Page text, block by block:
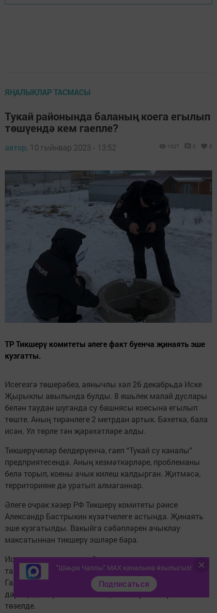
ЯҢАЛЫКЛАР ТАСМАСЫ
Тукай районында баланың коега егылып
төшүендә кем гаепле?
автор, 10 гыйнвар 2023 - 13:52 1027 0 0
ТР Тикшерү комитеты әлеге факт буенча җинаять эше
кузгатты.
Исегезгә төшерәбез, аянычлы хәл 26 декабрьдә Иске
Җырыклы авылында булды. 8 яшьлек малай дуслары
белән таудан шуганда су башнясы коесына егылып
төште. Аның тирәнлеге 2 метрдан артык. Бәхеткә, бала
исән. Ул төрле тән җәрәхәтләре алды.
Тикшерүчеләр белдерүенчә, гаеп “Тукай су каналы”
предприятесендә. Аның хезмәткәрләре, проблеманы
белә торып, коены ачык килеш калдырган. Җитмәсә,
территорияне дә уратып алмаганнар.
Әлеге очрак хәзер РФ Тикшерү комитеты рәисе
Александр Бастрыкин күзәтчелеге астында. Җинаять
эше кузгатылды. Вакыйга сәбәпләрен ачыклау
максатыннан тикшерү эшләре бара.
Искәртергә кирәк, малайның әнисе дә җаваплылыкка
тартылды. Тукай районы прокуроры Айрат
Галимәрданов әйтүенчә, аңа баласын тиешенчә
дәрәҗәдә карамавы өчен административ протокол
төзелде.
"Шәһри Чаллы" MAX каналына язылыгыз!
Подписаться